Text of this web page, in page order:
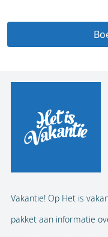
Vakantie! Op Het is
pakket aan informatie